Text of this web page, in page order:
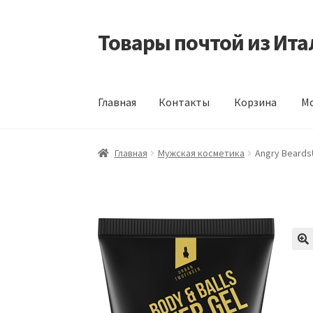
Перейти
к
Перейти
к
Товары почтой из
Главная Контакты Корзина
Главная Контакты Мой аккаунт
Главная Мужская косметика Angry